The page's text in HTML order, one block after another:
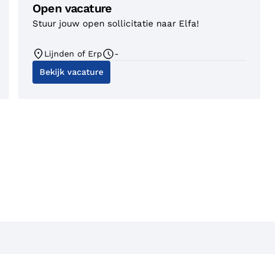
Open vacature
Stuur jouw open sollicitatie naar Elfa!
Lijnden of Erp
-
Bekijk vacature